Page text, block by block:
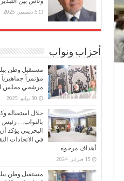
6 ديسمبر، 2025
أحزاب ونواب
مستقبل وطن
مؤتمراً
مرشحي مجلس
30 يوليو، 2025
خلال استقباله
بالنواب…
البحريني يؤكد
في الاتحادات
أهداف مرجوة
15 فبراير، 2024
مستقبل وطن